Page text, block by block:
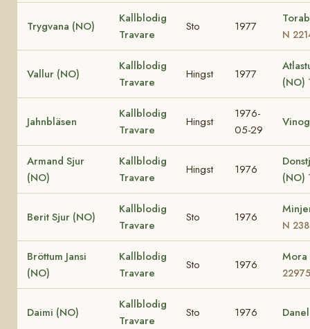
Trygvana (NO)
Kallblodig
Travare
Sto 1977
N
Vallur (NO)
Kallblodig
Travare
Hingst 1977
(NO)
Jahnbläsen
Kallblodig
Travare
Hingst
1976-
05-29
Armand Sjur
(NO)
Kallblodig
Travare
Hingst 1976
(NO)
Berit Sjur (NO)
Kallblodig
Travare
Sto 1976
N
Bröttum Jansi
(NO)
Kallblodig
Travare
Sto 1976
22975
Daimi (NO)
Kallblodig
Travare
Sto 1976